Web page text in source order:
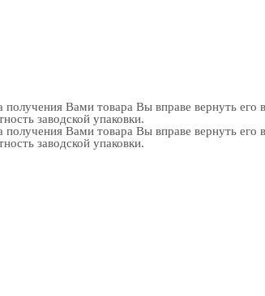
Вами товара Вы вправе вернуть его
заводской упаковки.
Вами товара Вы вправе вернуть его
заводской упаковки.